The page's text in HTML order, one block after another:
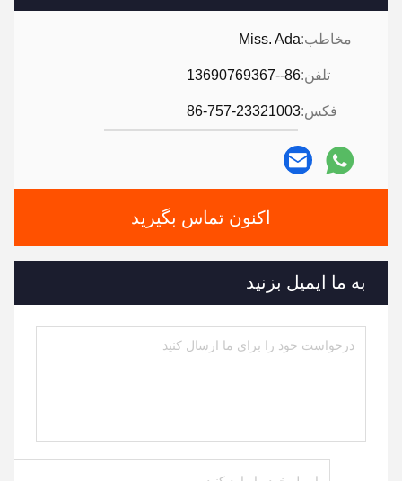
مخاطب:Miss. Ada
تلفن:86--13690769367
فکس:86-757-23321003
اکنون تماس بگیرید
به ما ایمیل بزنید